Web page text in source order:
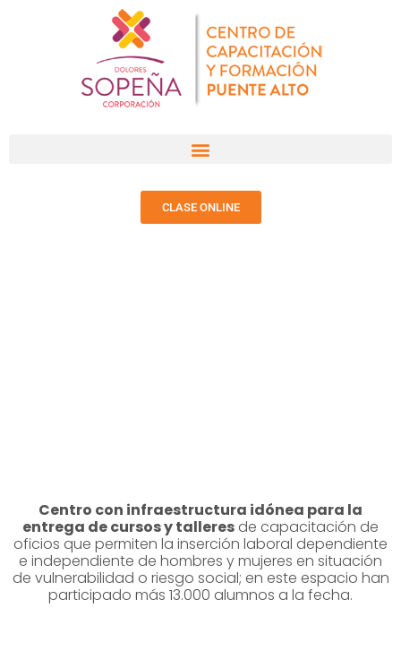
CLASE ONLINE
Centro con infraestructura idónea para la
entrega de cursos y talleres de capacitación de
oficios que permiten la inserción laboral dependiente
e independiente de hombres y mujeres en situación
de vulnerabilidad o riesgo social; en este espacio han
participado más 13.000 alumnos a la fecha.